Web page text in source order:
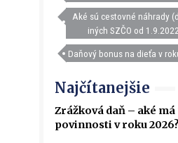
Aké sú cestovné náhrady
iných SZČO od
Daňový bonus na dieťa v
Najčítanejšie
Zrážková daň – aké
povinnosti v roku 2026?